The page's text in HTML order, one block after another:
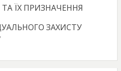
ЇХ ПРИЗНАЧЕННЯ
ЗАХИСТУ